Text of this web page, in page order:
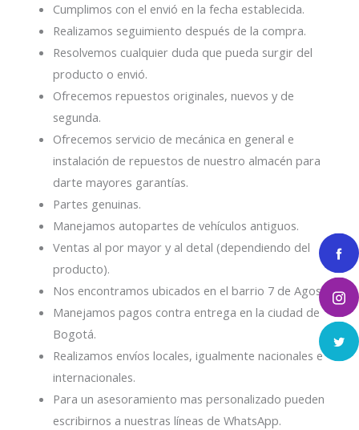
Cumplimos con el envió en la fecha establecida.
Realizamos seguimiento después de la compra.
Resolvemos cualquier duda que pueda surgir del
producto o envió.
Ofrecemos repuestos originales, nuevos y de
segunda.
Ofrecemos servicio de mecánica en general e
instalación de repuestos de nuestro almacén para
darte mayores garantías.
Partes genuinas.
Manejamos autopartes de vehículos antiguos.
Ventas al por mayor y al detal (dependiendo del
producto).
Nos encontramos ubicados en el barrio 7 de Agosto.
Manejamos pagos contra entrega en la ciudad de
Bogotá.
Realizamos envíos locales, igualmente nacionales e
internacionales.
Para un asesoramiento mas personalizado pueden
escribirnos a nuestras líneas de WhatsApp.